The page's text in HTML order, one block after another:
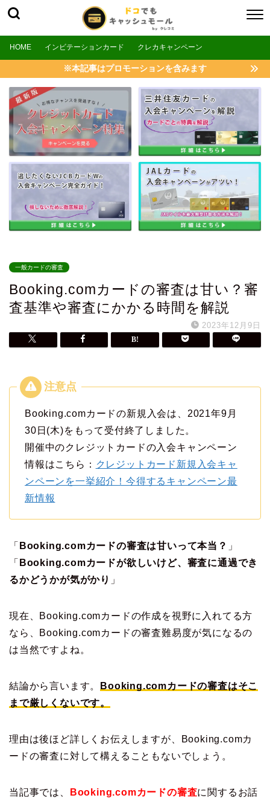
HOME インビテーションカード クレカキャンペーン
※本記事はプロモーションを含みます
一般カードの審査
Booking.comカードの審査は甘い？審
査基準や審査にかかる時間を解説
2023年12月9日
Booking.comカードの新規入会は、2021年9月
30日(木)をもって受付終了しました。
開催中のクレジットカードの入会キャンペーン
情報はこちら： クレジットカード新規入会キャ
ンペーンを一挙紹介！今得するキャンペーン最
新情報
「 Booking.comカードの審査は甘いって本当？ 」
「 Booking.comカードが欲しいけど、審査に通過でき
るかどうかが気がかり 」
現在、Booking.comカードの作成を視野に入れてる方
なら、Booking.comカードの審査難易度が気になるの
は当然ですよね。
結論から言います。
Booking.comカードの審査はそこ
まで厳しくないです。
理由は後ほど詳しくお伝えしますが、Booking.comカ
ードの審査に対して構えることもないでしょう。
当記事では、 Booking.comカードの審査に関するお話